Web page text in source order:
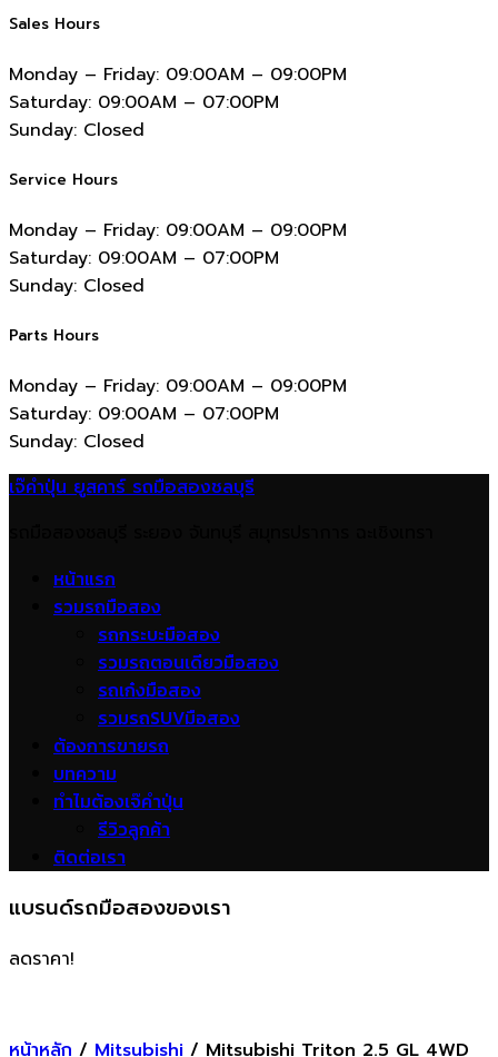
Sales Hours
Monday – Friday: 09:00AM – 09:00PM
Saturday: 09:00AM – 07:00PM
Sunday: Closed
Service Hours
Monday – Friday: 09:00AM – 09:00PM
Saturday: 09:00AM – 07:00PM
Sunday: Closed
Parts Hours
Monday – Friday: 09:00AM – 09:00PM
Saturday: 09:00AM – 07:00PM
Sunday: Closed
เจ๊คำปุ่น ยูสคาร์ รถมือสองชลบุรี
หน้าแรก
รวมรถมือสอง
รถกระบะมือสอง
รวมรถตอนเดียวมือสอง
รถเก๋งมือสอง
รวมรถSUVมือสอง
ต้องการขายรถ
บทความ
ทำไมต้องเจ๊คำปุ่น
รีวิวลูกค้า
ติดต่อเรา
แบรนด์รถมือสองของเรา
ลดราคา!
หน้าหลัก / Mitsubishi / Mitsubishi Triton 2.5 GL 4WD